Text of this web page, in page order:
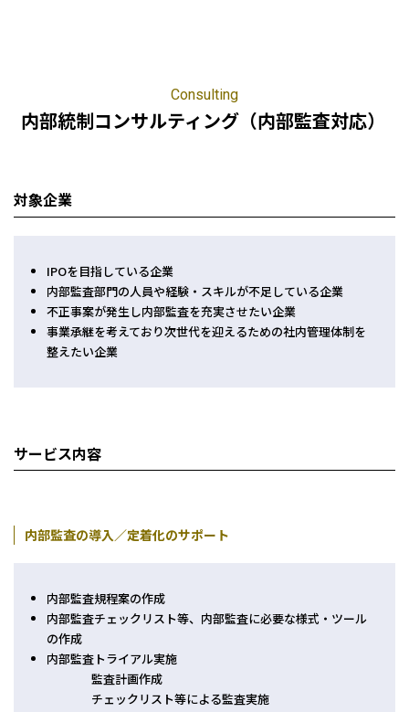
Consulting
内部統制コンサルティング（内部監査対応）
対象企業
IPOを目指している企業
内部監査部門の人員や経験・スキルが不足している企業
不正事案が発生し内部監査を充実させたい企業
事業承継を考えており次世代を迎えるための社内管理体制を
整えたい企業
サービス内容
内部監査の導入／定着化のサポート
内部監査規程案の作成
内部監査チェックリスト等、内部監査に必要な様式・ツール
の作成
内部監査トライアル実施
監査計画作成
チェックリスト等による監査実施